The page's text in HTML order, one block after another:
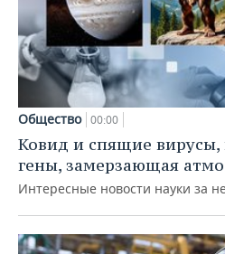
Общество 00:00
Ковид и спящие вирусы,
гены, замерзающая
Интересные новости науки за